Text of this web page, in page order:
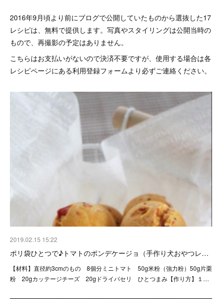
2016年9月頃より前にブログで公開していたものから選抜した17
レシピは、無料で提供します。写真やスタイリングは公開当時の
もので、再撮影の予定はありません。
こちらはお支払いがないので決済不要ですが、使用する場合は各
レシピページにある利用登録フォームより必ずご連絡ください。
2019.02.15 15:22
ポリ袋ひとつで♪トマトのポンデケージョ（手作り犬おやつレ…
【材料】直径約3cmのもの 8個分ミニトマト 50g米粉（強力粉）50g片栗
粉 20gカッテージチーズ 20gドライパセリ ひとつまみ【作り方】１…